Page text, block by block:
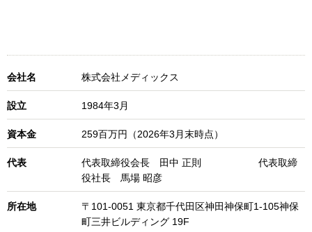
会社名 株式会社メディックス
設立 1984年3月
資本金 259百万円（2026年3月末時点）
代表
代表取締役会長 田中 正則 代表取締
役社長 馬場 昭彦
所在地
〒101-0051 東京都千代田区神田神保町1-105神保
町三井ビルディング 19F